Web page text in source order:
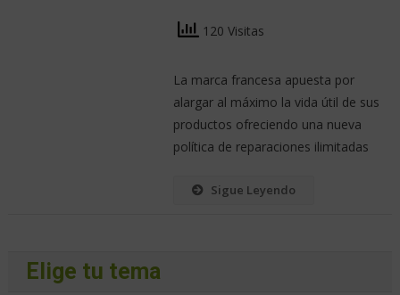
120 Visitas
La marca francesa apuesta por
alargar al máximo la vida útil de sus
productos ofreciendo una nueva
política de reparaciones ilimitadas
Sigue Leyendo
Elige tu tema